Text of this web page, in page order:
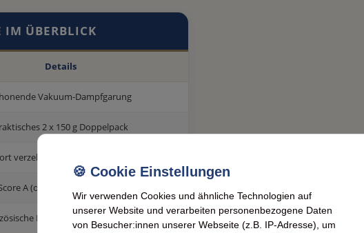
IM ÜBERBLICK
Details
Vakuum-Dampfgarung
2 x 150 g Doppelpack
verzehrfertig (kein Abtropfen)
A (ohne Konservierungsstoffe)
Erzeuger-Genossenschaft
Wir verwenden Cookies und ähnliche Technologien auf
unserer Website und verarbeiten personenbezogene Daten
von Besucher:innen unserer Webseite (z.B. IP-Adresse), um